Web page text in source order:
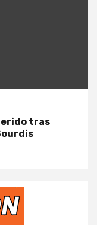
tras